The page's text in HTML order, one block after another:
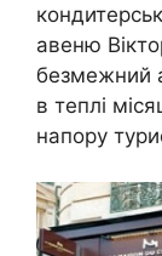
авеню
безмежний
в теплі
напору